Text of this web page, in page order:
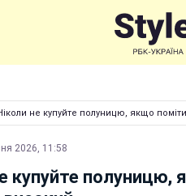
не купуйте полуницю, якщо
2026, 11:58
купуйте полуницю,